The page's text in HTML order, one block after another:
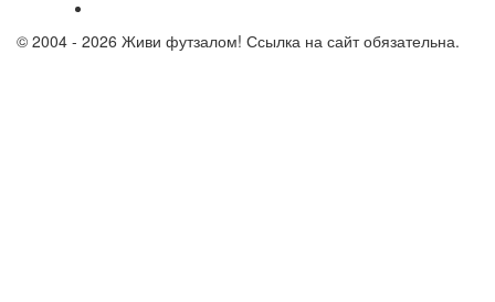
© 2004 - 2026 Живи футзалом! Ссылка на сайт обязательна.